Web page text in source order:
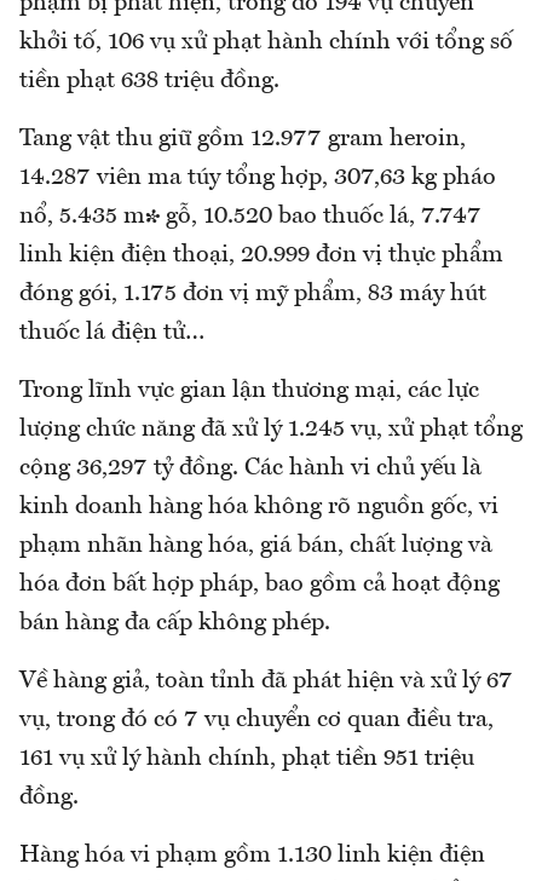
khởi tố, 106 vụ xử phạt hành chính với tổng số
tiền phạt 638 triệu đồng.
Tang vật thu giữ gồm 12.977 gram heroin,
14.287 viên ma túy tổng hợp, 307,63 kg pháo
nổ, 5.435 m³ gỗ, 10.520 bao thuốc lá, 7.747
linh kiện điện thoại, 20.999 đơn vị thực phẩm
đóng gói, 1.175 đơn vị mỹ phẩm, 83 máy hút
thuốc lá điện tử…
Trong lĩnh vực gian lận thương mại, các lực
lượng chức năng đã xử lý 1.245 vụ, xử phạt tổng
cộng 36,297 tỷ đồng. Các hành vi chủ yếu là
kinh doanh hàng hóa không rõ nguồn gốc, vi
phạm nhãn hàng hóa, giá bán, chất lượng và
hóa đơn bất hợp pháp, bao gồm cả hoạt động
bán hàng đa cấp không phép.
Về hàng giả, toàn tỉnh đã phát hiện và xử lý 67
vụ, trong đó có 7 vụ chuyển cơ quan điều tra,
161 vụ xử lý hành chính, phạt tiền 951 triệu
đồng.
Hàng hóa vi phạm gồm 1.130 linh kiện điện